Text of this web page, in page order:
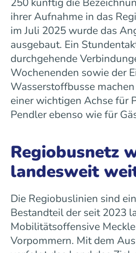
ihrer Aufnahme in das
im Juli 2025 wurde das
ausgebaut. Ein
durchgehende
Wochenenden sowie der
Wasserstoffbusse
einer wichtigen Achse für
Pendler ebenso wie für
Regiobusnetz
landesweit
Die Regiobuslinien sind
Bestandteil der seit 2023
Mobilitätsoffensive
Vorpommern. Mit dem